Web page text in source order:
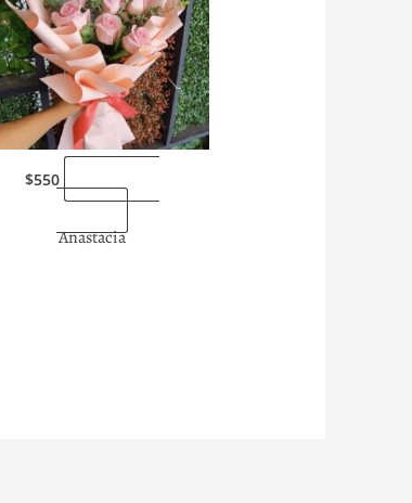
$550
Anastacia